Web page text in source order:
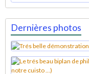
Dernières photos